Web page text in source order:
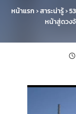
หน้าแรก›สาระน่ารู้›
หน้าสู่ดวง